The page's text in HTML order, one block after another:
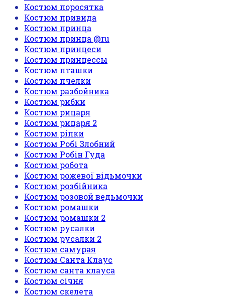
Костюм поросятка
Костюм привида
Костюм принца
Костюм принца @ru
Костюм принцеси
Костюм принцессы
Костюм пташки
Костюм пчелки
Костюм разбойника
Костюм рибки
Костюм рицаря
Костюм рицаря 2
Костюм ріпки
Костюм Робі Злобний
Костюм Робін Гуда
Костюм робота
Костюм рожевої відьмочки
Костюм розбійника
Костюм розовой ведьмочки
Костюм ромашки
Костюм ромашки 2
Костюм русалки
Костюм русалки 2
Костюм самурая
Костюм Санта Клаус
Костюм санта клауса
Костюм січня
Костюм скелета